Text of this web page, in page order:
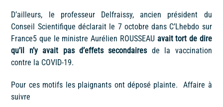
D’ailleurs, le professeur Delfraissy, ancien président du
Conseil Scientifique déclarait le 7 octobre dans C’Lhebdo sur
France5 que le ministre Aurélien ROUSSEAU avait tort de dire
qu’il n’y avait pas d’effets secondairesde la vaccination
contre la COVID-19.
Pour ces motifs les plaignants ont déposé plainte. Affaire à
suivre